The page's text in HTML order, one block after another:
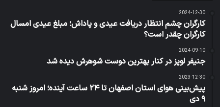
2024-12-30
کارگران چشم انتظار دریافت عیدی و پاداش؛ مبلغ عیدی امسال
کارگران چقدر است؟
2024-09-10
جنیفر لوپز در کنار بهترین دوست شوهرش دیده شد
2023-12-30
پیش‌بینی هوای استان اصفهان تا ۲۴ ساعت آینده؛ امروز شنبه
۹ دی